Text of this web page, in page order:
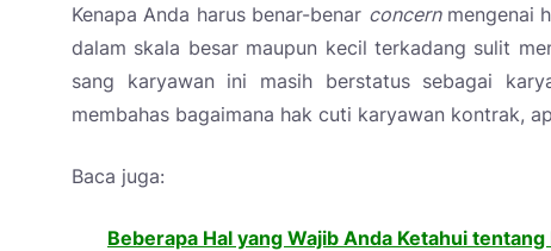
Kenapa Anda harus benar-benar concernmengenai
dalam skala besar maupun kecil terkadang sulit
sang karyawan ini masih berstatus sebagai
membahas bagaimana hak cuti karyawan kontrak,
Baca juga:
Beberapa Hal yang Wajib Anda Ketahui